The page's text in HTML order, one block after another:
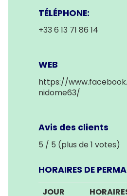
TÉLÉPHONE:
+33 6 13 71 86 14
WEB
https://
nidome63/
Avis des clients
5 / 5 (plus de 1 votes)
HORAIRES DE
JOUR